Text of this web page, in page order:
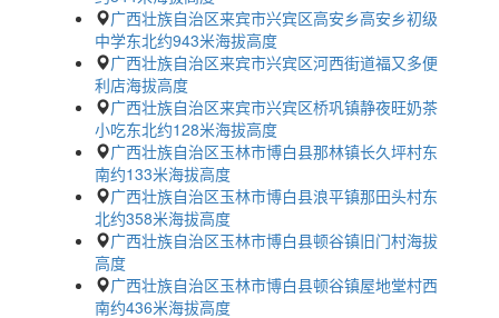
广西壮族自治区来宾市兴宾区高安乡高安乡初级
中学东北约943米海拔高度
广西壮族自治区来宾市兴宾区河西街道福又多便
利店海拔高度
广西壮族自治区来宾市兴宾区桥巩镇静夜旺奶茶
小吃东北约128米海拔高度
广西壮族自治区玉林市博白县那林镇长久坪村东
南约133米海拔高度
广西壮族自治区玉林市博白县浪平镇那田头村东
北约358米海拔高度
广西壮族自治区玉林市博白县顿谷镇旧门村海拔
高度
广西壮族自治区玉林市博白县顿谷镇屋地堂村西
南约436米海拔高度